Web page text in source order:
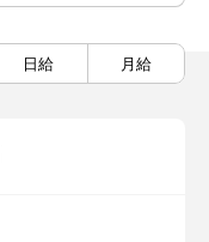
日給 月給